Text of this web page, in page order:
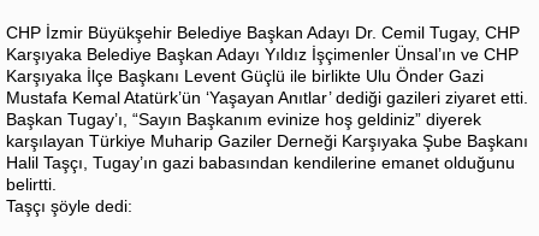
CHP İzmir Büyükşehir Belediye Başkan Adayı Dr. Cemil Tugay, CHP
Karşıyaka Belediye Başkan Adayı Yıldız İşçimenler Ünsal’ın ve CHP
Karşıyaka İlçe Başkanı Levent Güçlü ile birlikte Ulu Önder Gazi
Mustafa Kemal Atatürk’ün ‘Yaşayan Anıtlar’ dediği gazileri ziyaret etti.
Başkan Tugay’ı, “Sayın Başkanım evinize hoş geldiniz” diyerek
karşılayan Türkiye Muharip Gaziler Derneği Karşıyaka Şube Başkanı
Halil Taşçı, Tugay’ın gazi babasından kendilerine emanet olduğunu
belirtti.
Taşçı şöyle dedi: